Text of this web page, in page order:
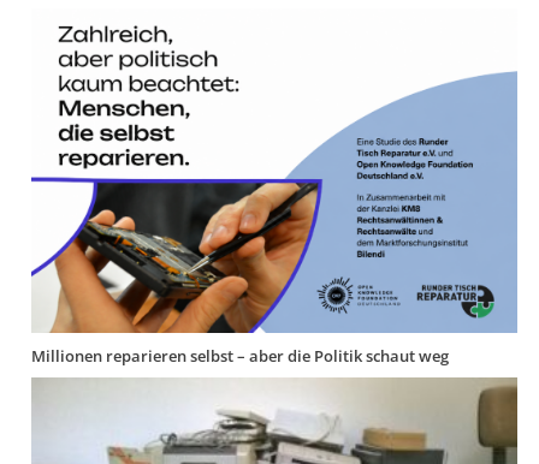
Millionen reparieren selbst – aber die Politik schaut weg